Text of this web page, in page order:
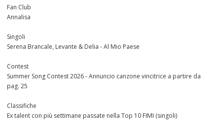
Fan Club
Annalisa
Singoli
Serena Brancale, Levante & Delia - Al Mio Paese
Contest
Summer Song Contest 2026 - Annuncio canzone vincitrice a partire da
pag. 25
Classifiche
Ex talent con più settimane passate nella Top 10 FIMI (singoli)